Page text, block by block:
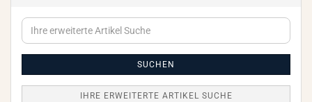
Ihre
erweiterte
SUCHEN
IHRE ERWEITERTE ARTIKEL SUCHE